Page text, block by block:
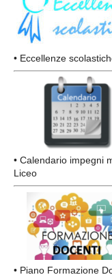
• Eccellenze
• Calendario impegni
Liceo
• Piano Formazione